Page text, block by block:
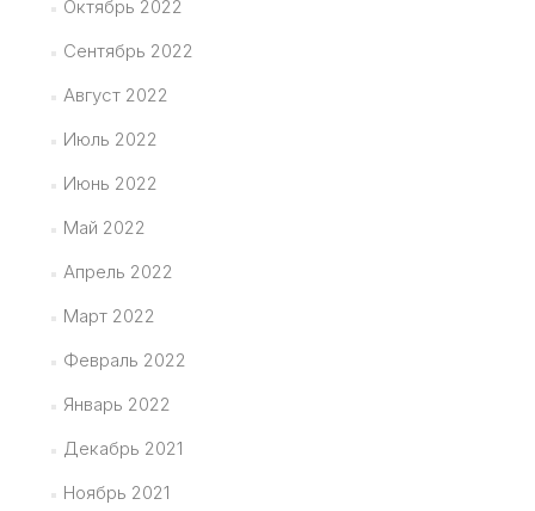
Октябрь 2022
Сентябрь 2022
Август 2022
Июль 2022
Июнь 2022
Май 2022
Апрель 2022
Март 2022
Февраль 2022
Январь 2022
Декабрь 2021
Ноябрь 2021